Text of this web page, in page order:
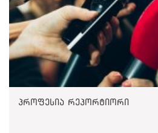
პროფესია რეპორტიორი